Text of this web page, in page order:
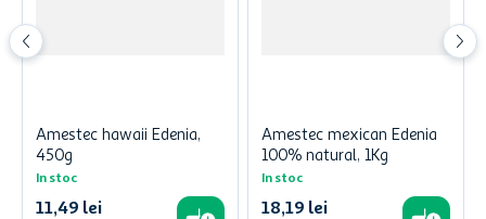
Amestec hawaii Edenia,
450g
In stoc
11,49 lei
Amestec mexican Edenia
100% natural, 1Kg
In stoc
18,19 lei